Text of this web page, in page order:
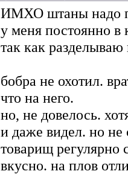
ИМХО штаны надо
у меня постоянно в
так как
бобра не охотил.
что на него.
но, не довелось.
и даже видел. но не
товарищ регулярно
вкусно. на плов